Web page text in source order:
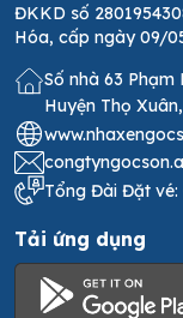
ĐKKD số
Hóa, cấp ngày 09/
Số nhà 63
Huyện Thọ
Tổng Đài Đặt vé:
Tải ứng dụng